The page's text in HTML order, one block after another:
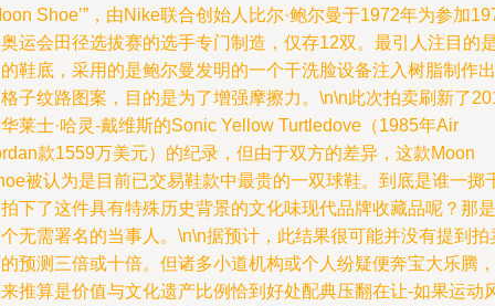
Shoe’”，由Nike联合创始人比尔·鲍尔曼于1972年为参加
运会田径选拔赛的选手专门制造，仅存12双。最引人注目的
鞋底，采用的是鲍尔曼发明的一个干洗脸设备注入树脂制作出
子纹路图案，目的是为了增强摩擦力。\n\n此次拍卖刷新了
莱士·哈灵-戴维斯的Sonic Yellow Turtledove（1985年Air
款1559万美元）的纪录，但由于双方的差异，这款Moon
被认为是目前已交易鞋款中最贵的一双球鞋。到底是谁一掷
下了这件具有特殊历史背景的文化味现代品牌收藏品呢？那是
无需署名的当事人。\n\n据预计，此结果很可能并没有提到拍
预测三倍或十倍。但诸多小道机构或个人纷疑便奔宝大乐腾，
推算是价值与文化遗产比例恰到好处配典压翻在让-如果运动